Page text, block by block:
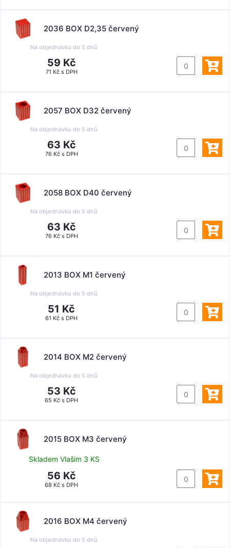
2036 BOX D2,35 červený
Na objednávku do 5 dnů
59 Kč
71 Kč s DPH
2057 BOX D32 červený
Na objednávku do 5 dnů
63 Kč
76 Kč s DPH
2058 BOX D40 červený
Na objednávku do 5 dnů
63 Kč
76 Kč s DPH
2013 BOX M1 červený
Na objednávku do 5 dnů
51 Kč
61 Kč s DPH
2014 BOX M2 červený
Na objednávku do 5 dnů
53 Kč
65 Kč s DPH
2015 BOX M3 červený
Skladem Vlašim 3 KS
56 Kč
68 Kč s DPH
2016 BOX M4 červený
Na objednávku do 5 dnů